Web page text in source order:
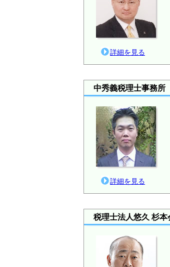
詳細を見る
中秀義税理士事務所
詳細を見る
税理士法人悠久 杉本